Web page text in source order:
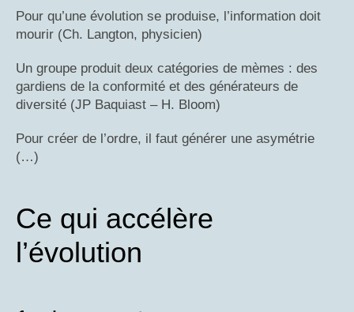
Pour qu’une évolution se produise, l’information doit
mourir (Ch. Langton, physicien)
Un groupe produit deux catégories de mèmes : des
gardiens de la conformité et des générateurs de
diversité (JP Baquiast – H. Bloom)
Pour créer de l’ordre, il faut générer une asymétrie
(…)
Ce qui accélère
l’évolution